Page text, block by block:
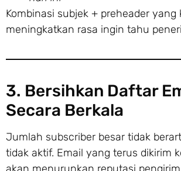
Kombinasi subjek + preheader yang
meningkatkan rasa ingin tahu
3. Bersihkan Daftar
Secara Berkala
Jumlah subscriber besar tidak
tidak aktif. Email yang terus dikirim